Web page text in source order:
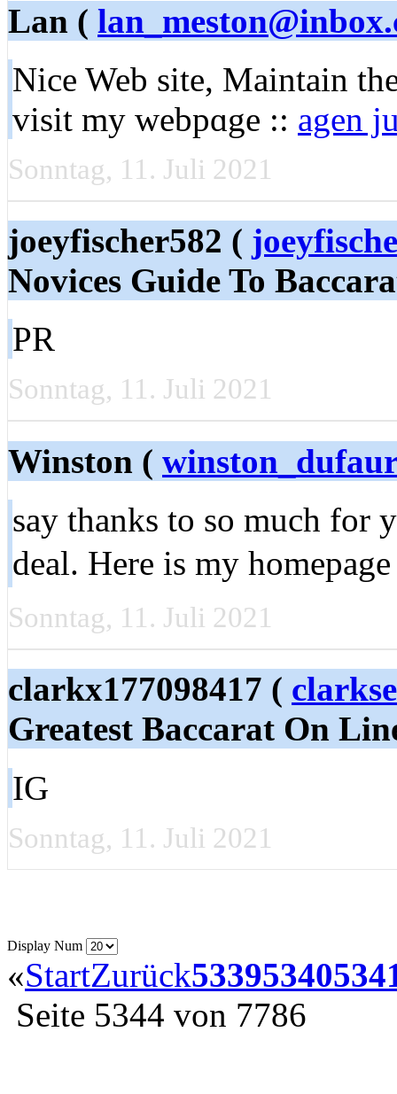
Lan (
Nice Web site, Мaintain
vіsit my webpɑge :: agen
Sonntag, 11. Juli 2021
joeyfischer582 (
Novices Guide To
PR
Sonntag, 11. Juli 2021
Winston (
say thanks to so much for
deal. Here is my
Sonntag, 11. Juli 2021
clarkx177098417 (
Greatest Baccarat On
IG
Sonntag, 11. Juli 2021
Display Num
«StartZurück53395340
Seite 5344 von 7786